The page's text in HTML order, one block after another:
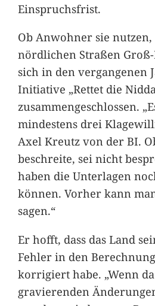
Einspruchsfrist.
Ob Anwohner sie
nördlichen Straßen
sich in den vergangenen
Initiative „Rettet die
zusammengeschlossen.
mindestens drei
Axel Kreutz von der BI.
beschreite, sei nicht
haben die Unterlagen
können. Vorher kann
sagen.“
Er hofft, dass das Land
Fehler in den
korrigiert habe. „Wenn
gravierenden